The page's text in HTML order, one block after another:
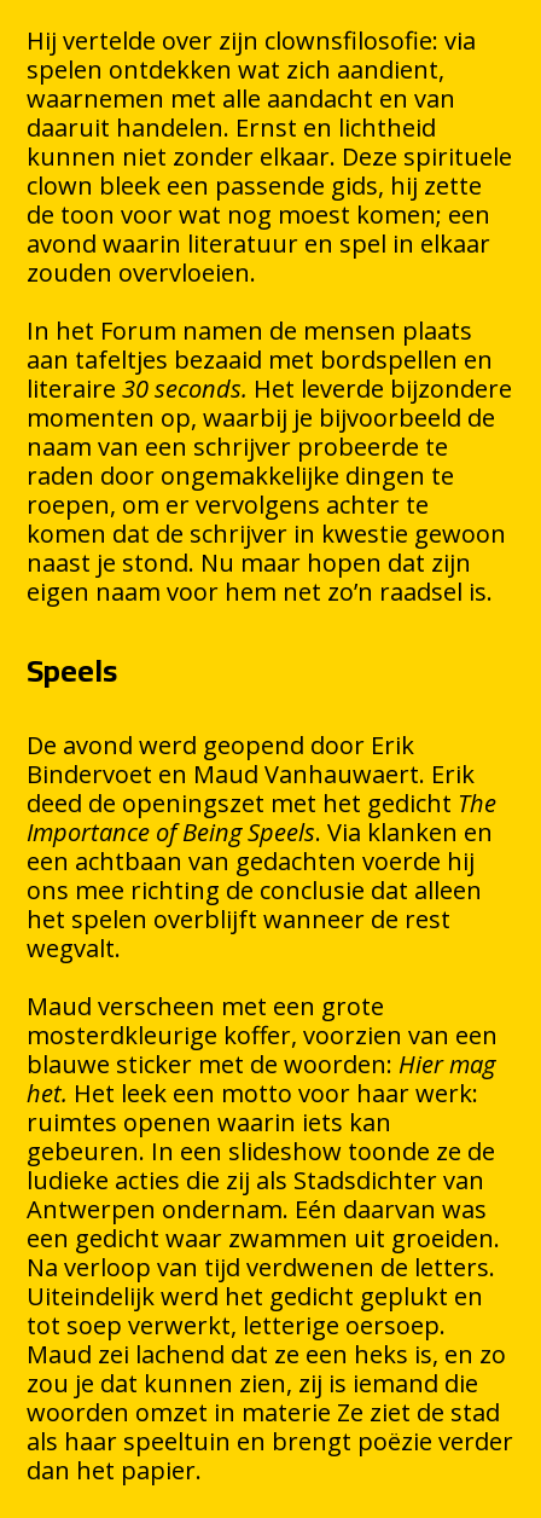
Hij vertelde over zijn clownsfilosofie: via
spelen ontdekken wat zich aandient,
waarnemen met alle aandacht en van
daaruit handelen. Ernst en lichtheid
kunnen niet zonder elkaar. Deze spirituele
clown bleek een passende gids, hij zette
de toon voor wat nog moest komen; een
avond waarin literatuur en spel in elkaar
zouden overvloeien.
In het Forum namen de mensen plaats
aan tafeltjes bezaaid met bordspellen en
literaire30 seconds. Het leverde bijzondere
momenten op, waarbij je bijvoorbeeld de
naam van een schrijver probeerde te
raden door ongemakkelijke dingen te
roepen, om er vervolgens achter te
komen dat de schrijver in kwestie gewoon
naast je stond. Nu maar hopen dat zijn
eigen naam voor hem net zo’n raadsel is.
Speels
De avond werd geopend door Erik
Bindervoet en Maud Vanhauwaert. Erik
deed de openingszet met het gedicht The
Importance of Being Speels. Via klanken en
een achtbaan van gedachten voerde hij
ons mee richting de conclusie dat alleen
het spelen overblijft wanneer de rest
wegvalt.
Maud verscheen met een grote
mosterdkleurige koffer, voorzien van een
blauwe sticker met de woorden: Hier mag
het. Het leek een motto voor haar werk:
ruimtes openen waarin iets kan
gebeuren. In een slideshow toonde ze de
ludieke acties die zij als Stadsdichter van
Antwerpen ondernam. Eén daarvan was
een gedicht waar zwammen uit groeiden.
Na verloop van tijd verdwenen de letters.
Uiteindelijk werd het gedicht geplukt en
tot soep verwerkt, letterige oersoep.
Maud zei lachend dat ze een heks is, en zo
zou je dat kunnen zien, zij is iemand die
woorden omzet in materie Ze ziet de stad
als haar speeltuin en brengt poëzie verder
dan het papier.